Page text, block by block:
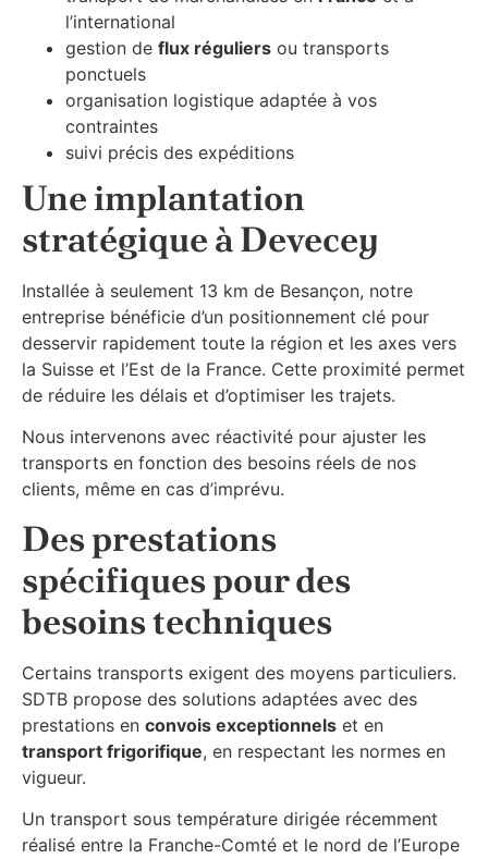
l’international
gestion de flux réguliers ou transports
ponctuels
organisation logistique adaptée à vos
contraintes
suivi précis des expéditions
Une implantation
stratégique à Devecey
Installée à seulement 13 km de Besançon, notre
entreprise bénéficie d’un positionnement clé pour
desservir rapidement toute la région et les axes vers
la Suisse et l’Est de la France. Cette proximité permet
de réduire les délais et d’optimiser les trajets.
Nous intervenons avec réactivité pour ajuster les
transports en fonction des besoins réels de nos
clients, même en cas d’imprévu.
Des prestations
spécifiques pour des
besoins techniques
Certains transports exigent des moyens particuliers.
SDTB propose des solutions adaptées avec des
prestations en convois exceptionnels et en
transport frigorifique, en respectant les normes en
vigueur.
Un transport sous température dirigée récemment
réalisé entre la Franche-Comté et le nord de l’Europe